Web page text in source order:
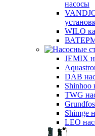
насосы
WILO
JEMIX
DAB
Shinhoo
TWG
Shimge
LEO